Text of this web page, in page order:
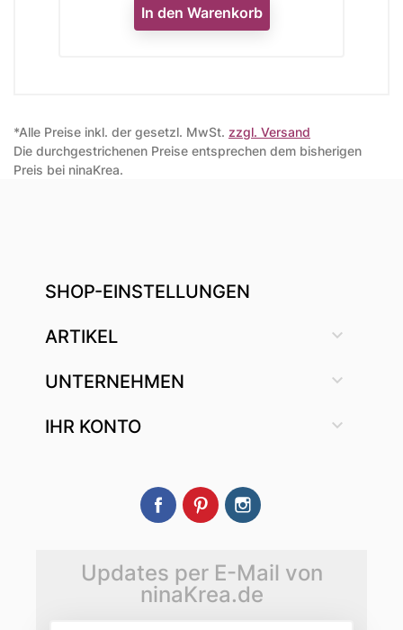
In den Warenkorb
*Alle Preise inkl. der gesetzl. MwSt. zzgl. Versand
Die durchgestrichenen Preise entsprechen dem bisherigen
Preis bei ninaKrea.
SHOP-EINSTELLUNGEN
ARTIKEL 
UNTERNEHMEN 
IHR KONTO 
FacebookPinterest
Updates per E-Mail von
ninaKrea.de